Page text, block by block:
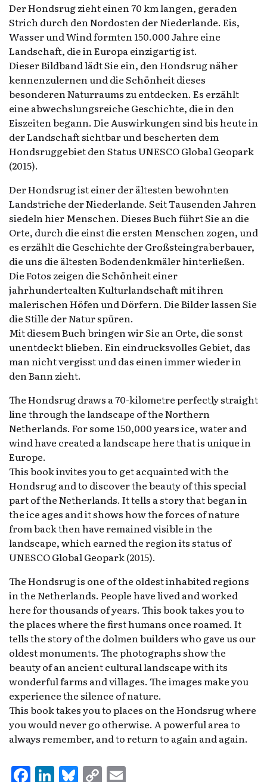
Der Hondsrug zieht einen 70 km langen, geraden
Strich durch den Nordosten der Niederlande. Eis,
Wasser und Wind formten 150.000 Jahre eine
Landschaft, die in Europa einzigartig ist.
Dieser Bildband lädt Sie ein, den Hondsrug näher
kennenzulernen und die Schönheit dieses
besonderen Naturraums zu entdecken. Es erzählt
eine abwechslungsreiche Geschichte, die in den
Eiszeiten begann. Die Auswirkungen sind bis heute in
der Landschaft sichtbar und bescherten dem
Hondsruggebiet den Status UNESCO Global Geopark
(2015).
Der Hondsrug ist einer der ältesten bewohnten
Landstriche der Niederlande. Seit Tausenden Jahren
siedeln hier Menschen. Dieses Buch führt Sie an die
Orte, durch die einst die ersten Menschen zogen, und
es erzählt die Geschichte der Großsteingraberbauer,
die uns die ältesten Bodendenkmäler hinterließen.
Die Fotos zeigen die Schönheit einer
jahrhundertealten Kulturlandschaft mit ihren
malerischen Höfen und Dörfern. Die Bilder lassen Sie
die Stille der Natur spüren.
Mit diesem Buch bringen wir Sie an Orte, die sonst
unentdeckt blieben. Ein eindrucksvolles Gebiet, das
man nicht vergisst und das einen immer wieder in
den Bann zieht.
The Hondsrug draws a 70-kilometre perfectly straight
line through the landscape of the Northern
Netherlands. For some 150,000 years ice, water and
wind have created a landscape here that is unique in
Europe.
This book invites you to get acquainted with the
Hondsrug and to discover the beauty of this special
part of the Netherlands. It tells a story that began in
the ice ages and it shows how the forces of nature
from back then have remained visible in the
landscape, which earned the region its status of
UNESCO Global Geopark (2015).
The Hondsrug is one of the oldest inhabited regions
in the Netherlands. People have lived and worked
here for thousands of years. This book takes you to
the places where the first humans once roamed. It
tells the story of the dolmen builders who gave us our
oldest monuments. The photographs show the
beauty of an ancient cultural landscape with its
wonderful farms and villages. The images make you
experience the silence of nature.
This book takes you to places on the Hondsrug where
you would never go otherwise. A powerful area to
always remember, and to return to again and again.
F Li Bl C